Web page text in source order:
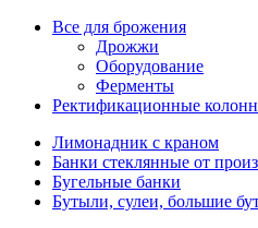
Все для брожения
Дрожжи
Оборудование
Ферменты
Ректификационные
Лимонадник с краном
Банки стеклянные от
Бугельные банки
Бутыли, сулеи, большие